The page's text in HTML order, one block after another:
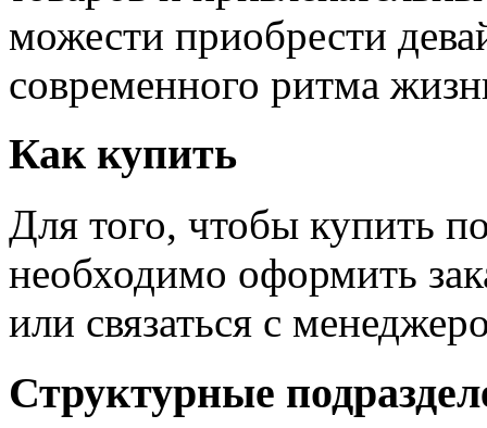
можести приобрести
современного ритма
Как купить
Для того, чтобы купить
необходимо оформить
или связаться с
Структурные